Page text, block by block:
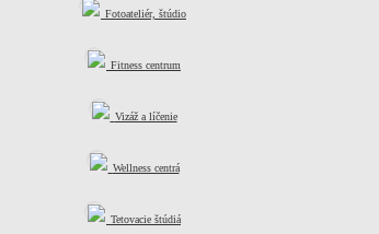
Fotoateliér, štúdio
Fitness centrum
Vizáž a líčenie
Wellness centrá
Tetovacie štúdiá